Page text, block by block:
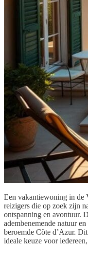
Een vakantiewoning in de
reizigers die op zoek zijn
ontspanning en avontuur.
adembenemende natuur
beroemde Côte d’Azur.
ideale keuze voor